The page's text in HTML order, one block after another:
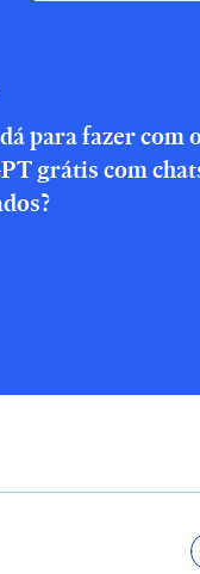
para fazer com
grátis com